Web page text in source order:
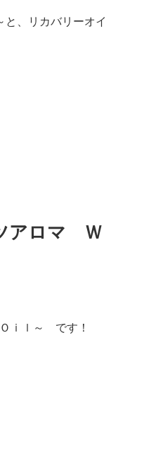
と、リカバリーオイ
アロマ Ｗ
ｉｌ～ です！